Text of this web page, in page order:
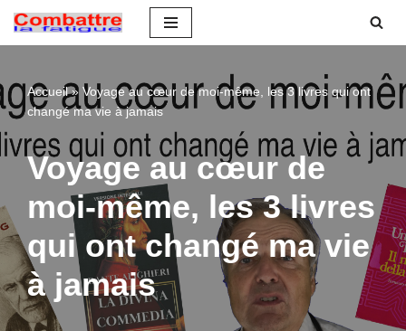
Aller
contenu
Accueil» Voyage au cœur de moi-même, les 3 livres qui ont
changé ma vie à jamais
Voyage au cœur de
moi-même, les 3 livres
qui ont changé ma vie
à jamais